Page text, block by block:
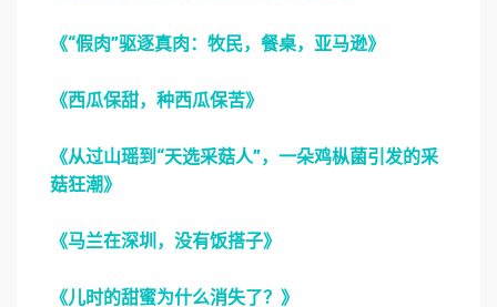
《“假肉”驱逐真肉：牧民，餐桌，亚马逊》
《西瓜保甜，种西瓜保苦》
《从过山瑶到“天选采菇人”，一朵鸡枞菌引发的采
菇狂潮》
《马兰在深圳，没有饭搭子》
《儿时的甜蜜为什么消失了？》